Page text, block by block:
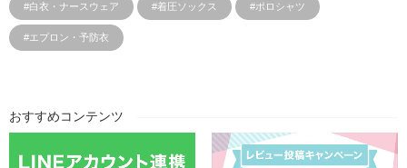
#白衣・ナースウェア #着圧ソックス #ポロシャツ
#エプロン・予防衣
おすすめコンテンツ